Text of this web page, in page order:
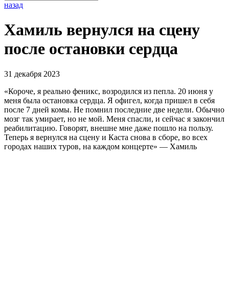
назад
Хамиль вернулся на сцену
после остановки сердца
31 декабря 2023
«Короче, я реально феникс, возродился из пепла. 20 июня у
меня была остановка сердца. Я офигел, когда пришел в себя
после 7 дней комы. Не помнил последние две недели. Обычно
мозг так умирает, но не мой. Меня спасли, и сейчас я закончил
реабилитацию. Говорят, внешне мне даже пошло на пользу.
Теперь я вернулся на сцену и Каста снова в сборе, во всех
городах наших туров, на каждом концерте» — Хамиль